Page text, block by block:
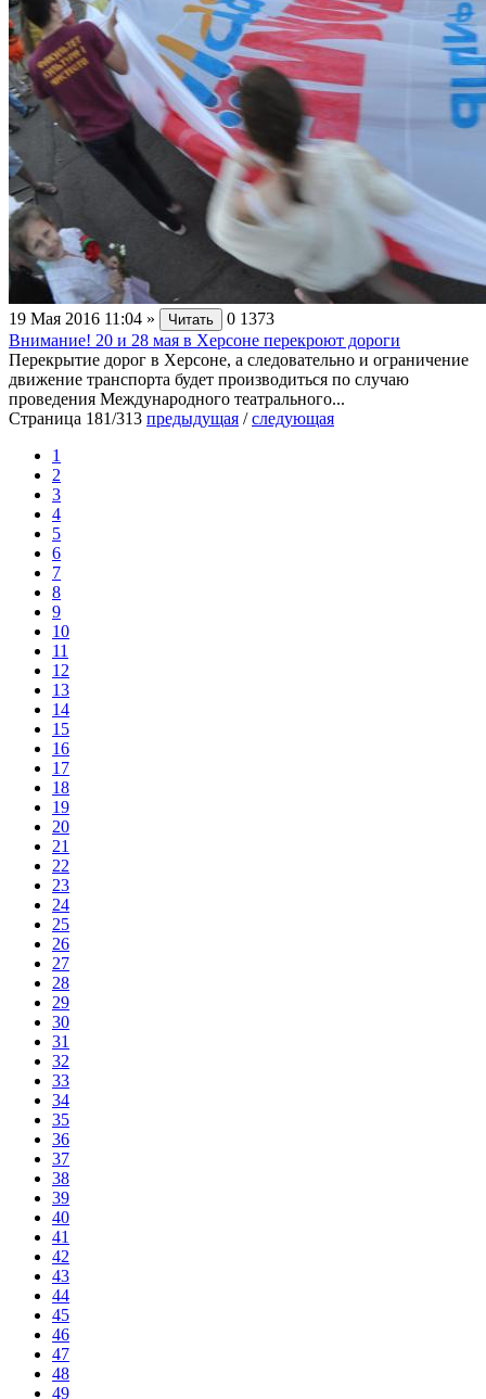
19 Мая 2016 11:04 » Читать 0 1373
Внимание! 20 и 28 мая в Херсоне перекроют дороги
Перекрытие дорог в Херсоне, а следовательно и ограничение
движение транспорта будет производиться по случаю
проведения Международного театрального...
Страница 181/313 предыдущая /следующая
1
2
3
4
5
6
7
8
9
10
11
12
13
14
15
16
17
18
19
20
21
22
23
24
25
26
27
28
29
30
31
32
33
34
35
36
37
38
39
40
41
42
43
44
45
46
47
48
49